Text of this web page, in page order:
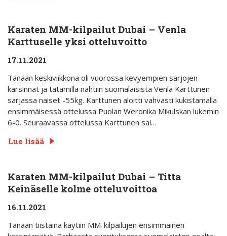
Karaten MM-kilpailut Dubai – Venla
Karttuselle yksi otteluvoitto
17.11.2021
Tänään keskiviikkona oli vuorossa kevyempien sarjojen
karsinnat ja tatamilla nähtiin suomalaisista Venla Karttunen
sarjassa naiset -55kg. Karttunen aloitti vahvasti kukistamalla
ensimmäisessä ottelussa Puolan Weronika Mikulskan lukemin
6-0. Seuraavassa ottelussa Karttunen sai…
Lue lisää
Karaten MM-kilpailut Dubai – Titta
Keinäselle kolme otteluvoittoa
16.11.2021
Tänään tiistaina käytiin MM-kilpailujen ensimmäinen